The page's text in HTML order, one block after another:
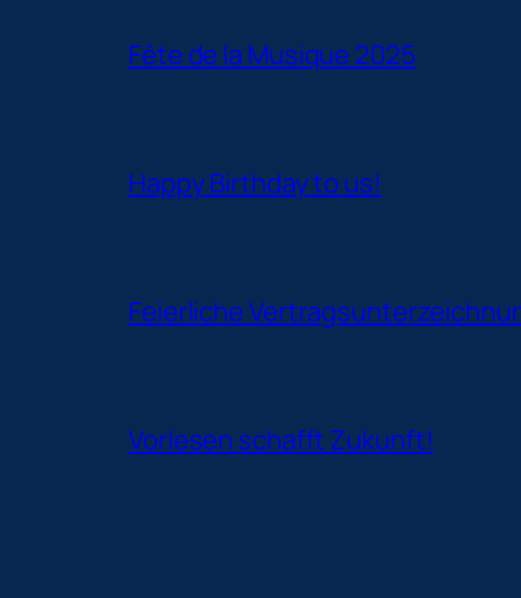
Fête de la Musique 2025
Happy Birthday to us!
Feierliche
Vorlesen schafft Zukunft!